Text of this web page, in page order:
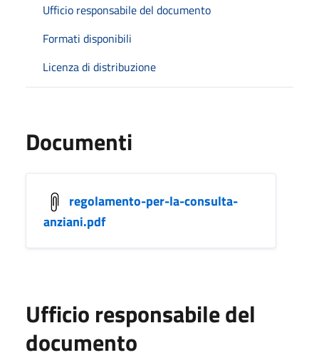
Ufficio responsabile del documento
Formati disponibili
Licenza di distribuzione
Documenti
regolamento-per-la-consulta-
anziani.pdf
Ufficio responsabile del
documento